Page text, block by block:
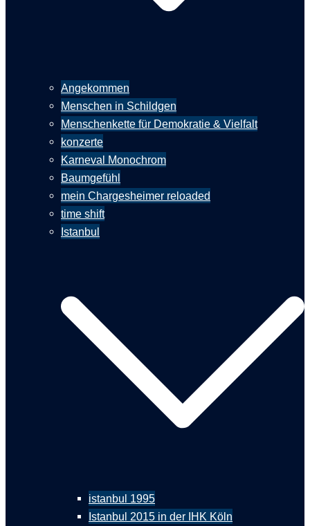
Angekommen
Menschen in Schildgen
Menschenkette für Demokratie & Vielfalt
konzerte
Karneval Monochrom
Baumgefühl
mein Chargesheimer reloaded
time shift
Istanbul
istanbul 1995
Istanbul 2015 in der IHK Köln